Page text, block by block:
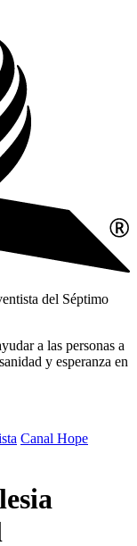
del Séptimo
a las personas a
y esperanza en
Canal Hope